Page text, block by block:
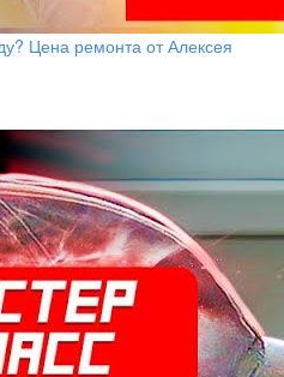
Цена ремонта от Алексея